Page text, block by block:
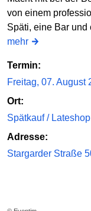
von einem
Späti, eine Bar und
mehr
Termin:
Freitag, 07. August
Ort:
Spätkauf /
Adresse:
Stargarder Straße